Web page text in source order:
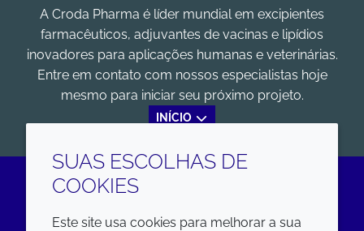
A Croda Pharma é líder mundial em excipientes
farmacêuticos, adjuvantes de vacinas e lipídios
inovadores para aplicações humanas e veterinárias.
Entre em contato com nossos especialistas hoje
mesmo para iniciar seu próximo projeto.
INÍCIO
LinkedIn
SUAS ESCOLHAS DE
COOKIES
Este site usa cookies para melhorar a sua